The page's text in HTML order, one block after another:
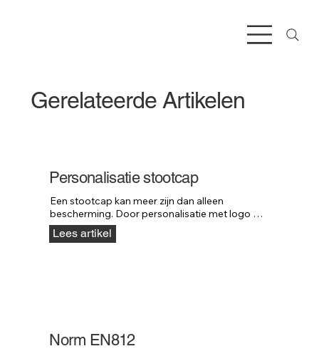
Personalisatie stootcap
Een stootcap kan meer zijn dan alleen
bescherming. Door personalisatie met logo of
huisstijl wordt het ook een krachtig onderdeel
van je bedrijfsuitstraling.
Lees artikel
Norm EN812
Gerelateerde Artikelen